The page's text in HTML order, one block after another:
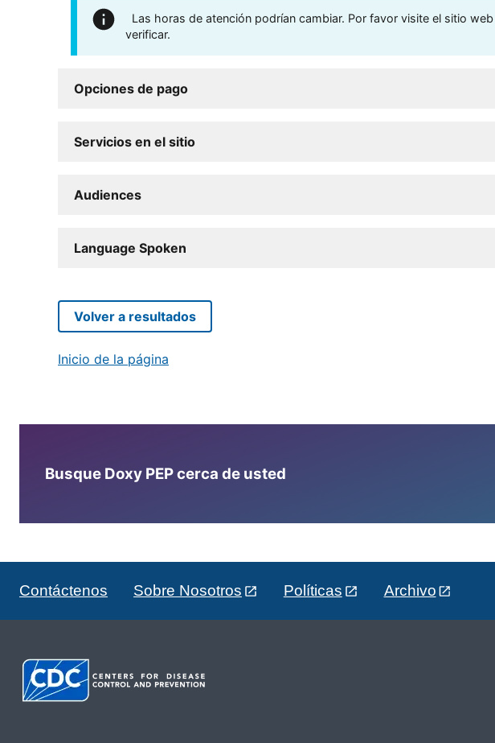
Las horas de atención podrían cambiar. Por favor visite el sitio
verificar.
Opciones de pago
Servicios en el sitio
Audiences
Language Spoken
Volver a resultados
Inicio de la página
Busque Doxy PEP cerca de usted
Contáctenos Sobre Nosotros Políticas Archivo